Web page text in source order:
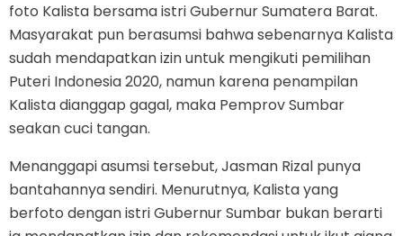
foto Kalista bersama istri Gubernur Sumatera Barat.
Masyarakat pun berasumsi bahwa sebenarnya Kalista
sudah mendapatkan izin untuk mengikuti pemilihan
Puteri Indonesia 2020, namun karena penampilan
Kalista dianggap gagal, maka Pemprov Sumbar
seakan cuci tangan.
Menanggapi asumsi tersebut, Jasman Rizal punya
bantahannya sendiri. Menurutnya, Kalista yang
berfoto dengan istri Gubernur Sumbar bukan berarti